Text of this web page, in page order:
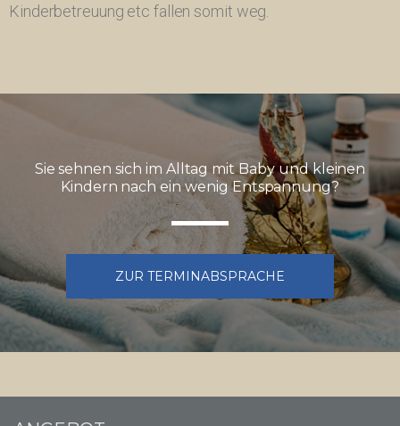
Kinderbetreuung etc fallen somit weg.
Sie sehnen sich im Alltag mit Baby und kleinen
Kindern nach ein wenig Entspannung?
ZUR TERMINABSPRACHE